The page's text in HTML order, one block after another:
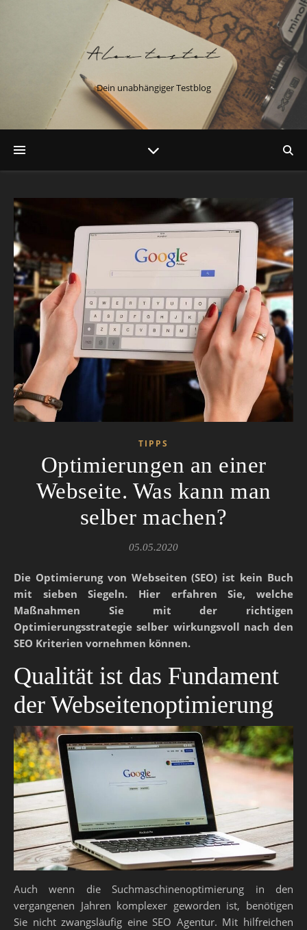
Dein unabhängiger Testblog
TIPPS
Optimierungen an einer
Webseite. Was kann man
selber machen?
05.05.2020
Die Optimierung von Webseiten (SEO) ist kein Buch
mit sieben Siegeln. Hier erfahren Sie, welche
Maßnahmen Sie mit der richtigen
Optimierungsstrategie selber wirkungsvoll nach den
SEO Kriterien vornehmen können.
Qualität ist das Fundament
der Webseitenoptimierung
Auch wenn die Suchmaschinenoptimierung in den
vergangenen Jahren komplexer geworden ist, benötigen
Sie nicht zwangsläufig eine SEO Agentur. Mit hilfreichen